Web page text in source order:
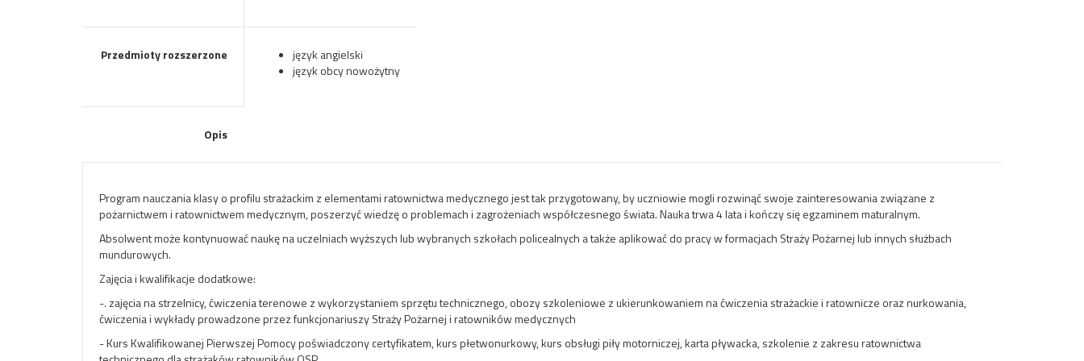
Przedmioty rozszerzone
język angielski
język obcy nowożytny
Opis
Program nauczania klasy o profilu strażackim z elementami ratownictwa medycznego jest tak przygotowany, by uczniowie mogli rozwinąć swoje zainteresowania związane z
pożarnictwem i ratownictwem medycznym, poszerzyć wiedzę o problemach i zagrożeniach współczesnego świata. Nauka trwa 4 lata i kończy się egzaminem maturalnym.
Absolwent może kontynuować naukę na uczelniach wyższych lub wybranych szkołach policealnych a także aplikować do pracy w formacjach Straży Pożarnej lub innych służbach
mundurowych.
Zajęcia i kwalifikacje dodatkowe:
-. zajęcia na strzelnicy, ćwiczenia terenowe z wykorzystaniem sprzętu technicznego, obozy szkoleniowe z ukierunkowaniem na ćwiczenia strażackie i ratownicze oraz nurkowania,
ćwiczenia i wykłady prowadzone przez funkcjonariuszy Straży Pożarnej i ratowników medycznych
- Kurs Kwalifikowanej Pierwszej Pomocy poświadczony certyfikatem, kurs płetwonurkowy, kurs obsługi piły motorniczej, karta pływacka, szkolenie z zakresu ratownictwa